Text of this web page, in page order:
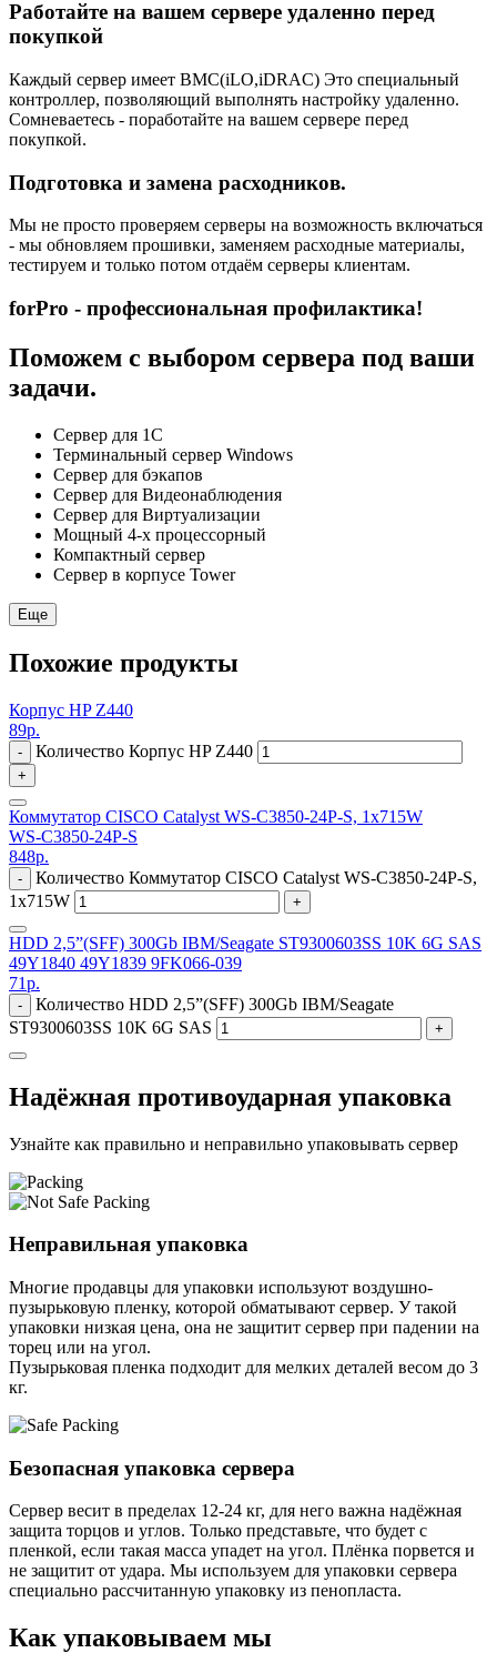
Работайте на вашем сервере удаленно перед
покупкой
Каждый сервер имеет BMC(iLO,iDRAC) Это специальный
контроллер, позволяющий выполнять настройку удаленно.
Сомневаетесь - поработайте на вашем сервере перед
покупкой.
Подготовка и замена расходников.
Мы не просто проверяем серверы на возможность включаться
- мы обновляем прошивки, заменяем расходные материалы,
тестируем и только потом отдаём серверы клиентам.
forPro - профессиональная профилактика!
Поможем с выбором сервера под ваши
задачи.
Сервер для 1С
Терминальный сервер Windows
Сервер для бэкапов
Сервер для Видеонаблюдения
Сервер для Виртуализации
Мощный 4-х процессорный
Компактный сервер
Сервер в корпусе Tower
Еще
Похожие продукты
Корпус HP Z440
89р.
- Количество Корпус HP Z440
+
Коммутатор CISCO Catalyst WS-C3850-24P-S, 1x715W
WS-C3850-24P-S
848р.
-
Количество Коммутатор CISCO Catalyst WS-C3850-24P-S,
1x715W
+
HDD 2,5”(SFF) 300Gb IBM/Seagate ST9300603SS 10K 6G SAS
49Y1840 49Y1839 9FK066-039
71р.
-
Количество HDD 2,5”(SFF) 300Gb IBM/Seagate
ST9300603SS 10K 6G SAS
+
Надёжная противоударная упаковка
Узнайте как правильно и неправильно упаковывать сервер
Неправильная упаковка
Многие продавцы для упаковки используют воздушно-
пузырьковую пленку, которой обматывают сервер. У такой
упаковки низкая цена, она не защитит сервер при падении на
торец или на угол.
Пузырьковая пленка подходит для мелких деталей весом до 3
кг.
Безопасная упаковка сервера
Сервер весит в пределах 12-24 кг, для него важна надёжная
защита торцов и углов. Только представьте, что будет с
пленкой, если такая масса упадет на угол. Плёнка порвется и
не защитит от удара. Мы используем для упаковки сервера
специально расcчитанную упаковку из пенопласта.
Как упаковываем мы